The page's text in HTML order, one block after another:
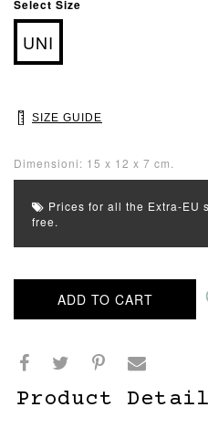
Select Size
UNI
SIZE GUIDE
Dimensioni: 15 x 12 x 7 cm.
Prices for all the Extra-EU
free.
ADD TO CART
Product